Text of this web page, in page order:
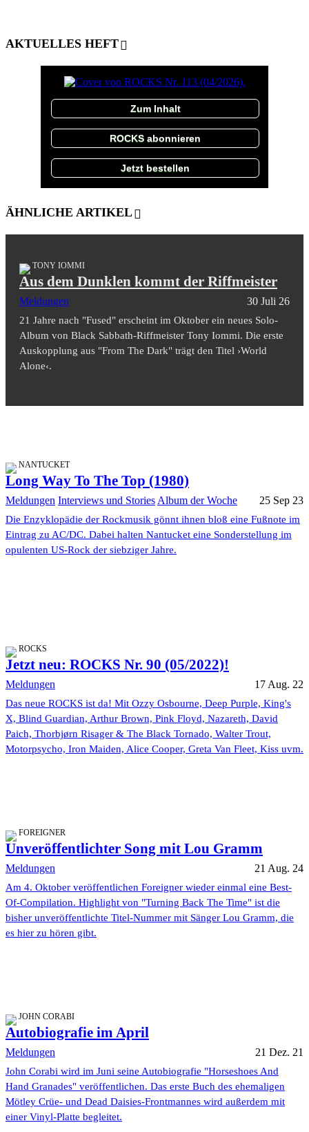
AKTUELLES HEFT
Zum Inhalt
ROCKS abonnieren
Jetzt bestellen
ÄHNLICHE ARTIKEL
TONY IOMMI
Aus dem Dunklen kommt der Riffmeister
Meldungen 30 Juli 26
21 Jahre nach "Fused" erscheint im Oktober ein neues Solo-
Album von Black Sabbath-Riffmeister Tony Iommi. Die erste
Auskopplung aus "From The Dark" trägt den Titel ›World
Alone‹.
NANTUCKET
Long Way To The Top (1980)
Meldungen Interviews und Stories Album der Woche 25 Sep 23
Die Enzyklopädie der Rockmusik gönnt ihnen bloß eine Fußnote im
Eintrag zu AC/DC. Dabei halten Nantucket eine Sonderstellung im
opulenten US-Rock der siebziger Jahre.
ROCKS
Jetzt neu: ROCKS Nr. 90 (05/2022)!
Meldungen 17 Aug. 22
Das neue ROCKS ist da! Mit Ozzy Osbourne, Deep Purple, King's
X, Blind Guardian, Arthur Brown, Pink Floyd, Nazareth, David
Paich, Thorbjørn Risager & The Black Tornado, Walter Trout,
Motorpsycho, Iron Maiden, Alice Cooper, Greta Van Fleet, Kiss uvm.
FOREIGNER
Unveröffentlichter Song mit Lou Gramm
Meldungen 21 Aug. 24
Am 4. Oktober veröffentlichen Foreigner wieder einmal eine Best-
Of-Compilation. Highlight von "Turning Back The Time" ist die
bisher unveröffentlichte Titel-Nummer mit Sänger Lou Gramm, die
es hier zu hören gibt.
JOHN CORABI
Autobiografie im April
Meldungen 21 Dez. 21
John Corabi wird im Juni seine Autobiografie "Horseshoes And
Hand Granades" veröffentlichen. Das erste Buch des ehemaligen
Mötley Crüe- und Dead Daisies-Frontmannes wird außerdem mit
einer Vinyl-Platte begleitet.